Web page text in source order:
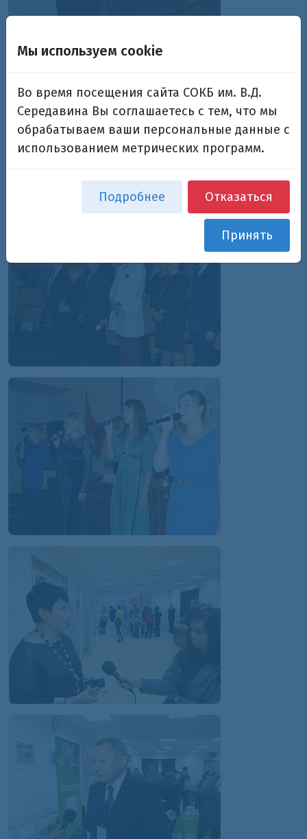
Мы используем cookie
Во время посещения сайта СОКБ им. В.Д.
Середавина Вы соглашаетесь с тем, что мы
обрабатываем ваши персональные данные с
использованием метрических программ.
Подробнее Отказаться
Принять